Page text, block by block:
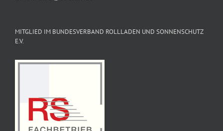
MITGLIED IM BUNDESVERBAND ROLLLADEN UND SONNENSCHUTZ
E.V.